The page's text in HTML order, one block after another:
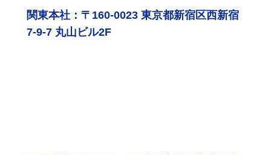
関東本社：〒160-0023 東京都新宿区西新宿
7-9-7 丸山ビル2F